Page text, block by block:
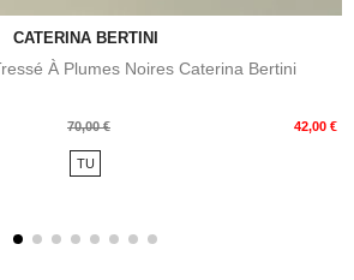
CATERINA BERTINI
À Plumes Noires Caterina Bertini
70,00 € 42,00 €
TU